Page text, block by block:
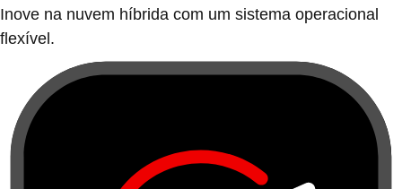
Inove na nuvem híbrida com um sistema operacional
flexível.